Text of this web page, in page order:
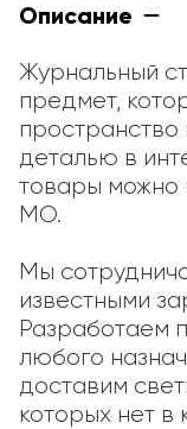
Описание
Журнальный
предмет,
пространство
деталью в
товары можно
МО.
Мы
известными
Разработаем
любого
доставим
которых нет в